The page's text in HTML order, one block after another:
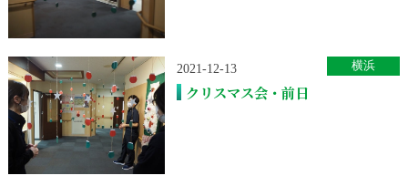
2021-12-13
クリスマス会・前日
横浜